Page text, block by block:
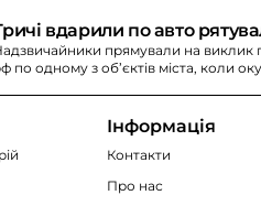
вдарили по авто
прямували на виклик
по одному з об’єктів міста, коли
Інформація
Контакти
Про нас